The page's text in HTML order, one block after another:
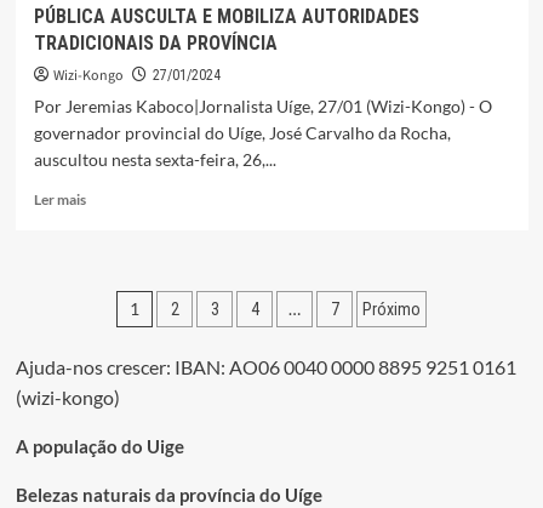
PÚBLICA AUSCULTA E MOBILIZA AUTORIDADES
TRADICIONAIS DA PROVÍNCIA
Wizi-Kongo 27/01/2024
Por Jeremias Kaboco|Jornalista Uíge, 27/01 (Wizi-Kongo) - O
governador provincial do Uíge, José Carvalho da Rocha,
auscultou nesta sexta-feira, 26,...
Ler maisLeia
PROVINCIAL
PREOCUPADO
SAÚDE
PÚBLICA
E
AUTORIDADES
Paginação
conteúdos
1 2 3 4 … 7 Próximo
Ajuda-nos crescer: IBAN: AO06 0040 0000 8895 9251 0161
(wizi-kongo)
A população do Uige
Belezas naturais da província do Uíge